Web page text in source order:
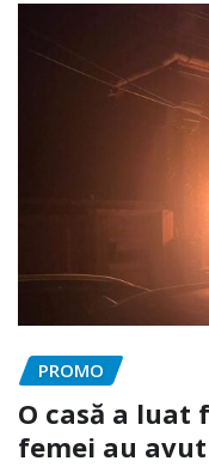
PROMO
O casă a luat
femei au